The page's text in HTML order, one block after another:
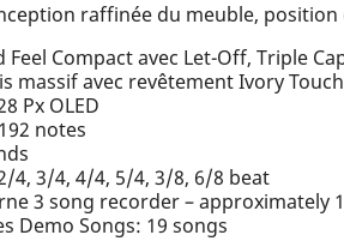
raffinée du meuble,
Feel Compact avec Let-Off, Triple
massif avec revêtement Ivory Touch
Px OLED
notes
4, 3/4, 4/4, 5/4, 3/8, 6/8 beat
3 song recorder – approximately
Demo Songs: 19 songs